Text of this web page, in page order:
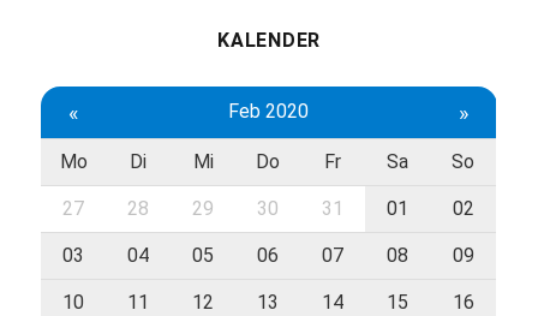
KALENDER
« Feb 2020 »
Mo Di Mi Do Fr Sa So
27 28 29 30 31 01 02
03 04 05 06 07 08 09
10 11 12 13 14 15 16